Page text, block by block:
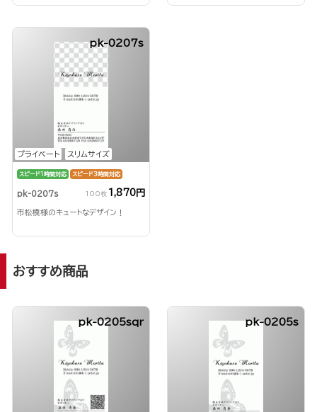
プライベート スリムサイズ
pk-0207s
スピード1時間対応 スピード3時間対応
pk-0207s 100枚 1,870円
市松模様のキュートなデザイン！
おすすめ商品
pk-0205sqr pk-0205s